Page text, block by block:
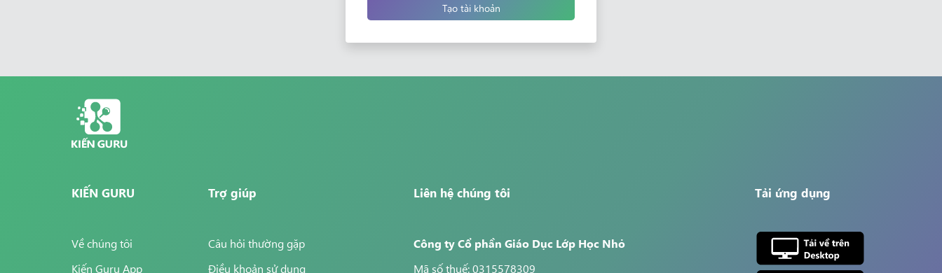
Tạo tài khoản
KIẾN GURU
Về chúng tôi
Kiến Guru App
Trợ giúp
Câu hỏi thường gặp
Điều khoản sử dụng
Liên hệ chúng tôi
Công ty Cổ phần Giáo Dục Lớp Học Nhỏ
Mã số thuế: 0315578309
Tải ứng dụng